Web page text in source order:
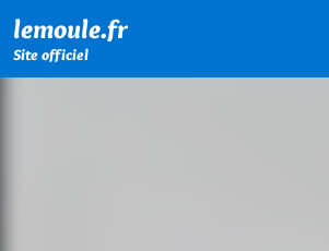
lemoule.fr
Site officiel